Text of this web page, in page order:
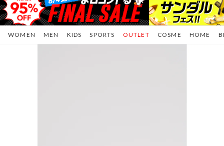
WOMEN MEN KIDS SPORTS COSME HOME
OUTLET